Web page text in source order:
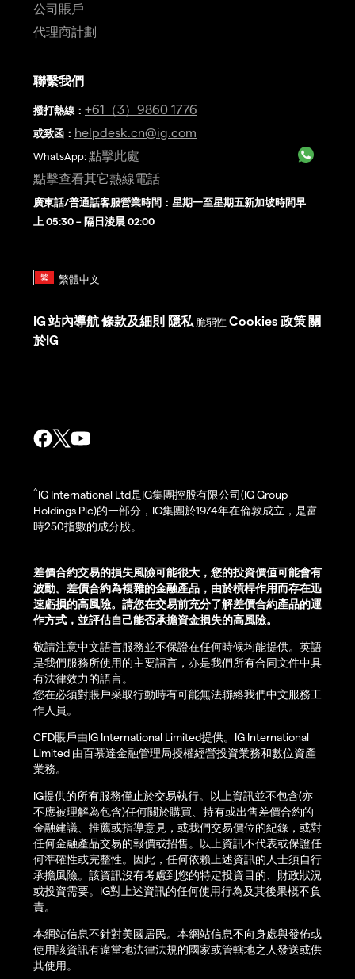
公司賬戶
代理商計劃
聯繫我們
撥打熱線 ： +61（3）9860 1776
或致函： helpdesk.cn@ig.com
WhatsApp: 點擊此處
點擊查看其它熱線電話
廣東話/普通話客服營業時間：星期一至星期五新加坡時間早
上 05:30 – 隔日淩晨 02:00
IG 站內導航條款及細則 隱私 脆弱性 Cookies 政策 關
於IG
^IG International Ltd是IG集團控股有限公司(IG Group
Holdings Plc)的一部分，IG集團於1974年在倫敦成立，是富
時250指數的成分股。
差價合約交易的損失風險可能很大，您的投資價值可能會有
波動。差價合約為複雜的金融產品，由於槓桿作用而存在迅
速虧損的高風險。請您在交易前充分了解差價合約產品的運
作方式，並評估自己能否承擔資金損失的高風險。
敬請注意中文語言服務並不保證在任何時候均能提供。英語
是我們服務所使用的主要語言，亦是我們所有合同文件中具
有法律效力的語言。
您在必須對賬戶采取行動時有可能無法聯絡我們中文服務工
作人員。
CFD賬戶由IG International Limited提供。IG International
Limited 由百慕達金融管理局授權經營投資業務和數位資產
業務。
IG提供的所有服務僅止於交易執行。以上資訊並不包含(亦
不應被理解為包含)任何關於購買、持有或出售差價合約的
金融建議、推薦或指導意見，或我們交易價位的紀錄，或對
任何金融產品交易的報價或招售。以上資訊不代表或保證任
何準確性或完整性。因此，任何依賴上述資訊的人士須自行
承擔風險。該資訊沒有考慮到您的特定投資目的、財政狀況
或投資需要。IG對上述資訊的任何使用行為及其後果概不負
責。
本網站信息不針對美國居民。本網站信息不向身處與發佈或
使用該資訊有違當地法律法規的國家或管轄地之人發送或供
其使用。